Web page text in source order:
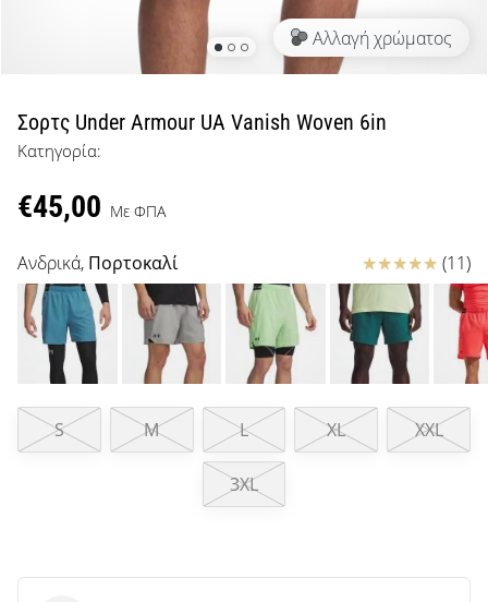
μπάσκετ
όπως
εμείς;
μαζί
ως
πρεσβευτής
της
μάρκας
μας.
Εμφάνιση
Αλλαγή χρώματος
Σορτς Under Armour UA Vanish Woven 6in
Κατηγορία:
€45,00 Με ΦΠΑ
Ανδρικά, Πορτοκαλί Κριτικές (11)
S M L XL XXL
3XL